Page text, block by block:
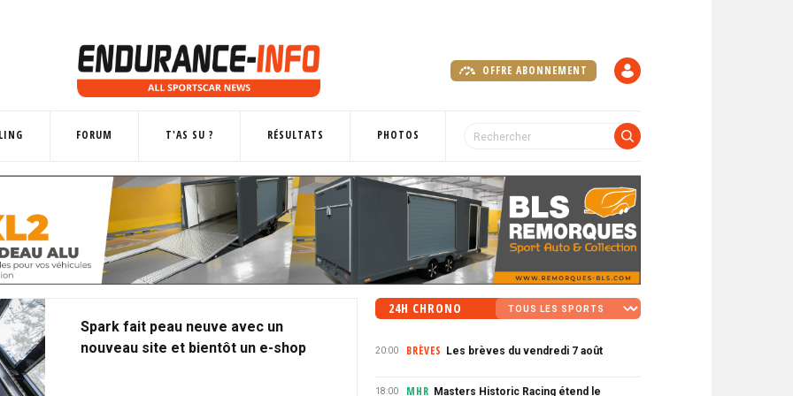
OFFRE ABONNEMENT
FORUM T'AS SU ? RÉSULTATS PHOTOS
Spark fait peau neuve avec un
nouveau site et bientôt un e-shop
24H CHRONO
20:00 BRÈVES Les brèves du vendredi 7 août
18:00 MHR Masters Historic Racing étend le